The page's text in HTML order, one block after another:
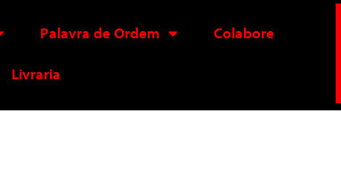
Palavra de Ordem Colabore
Livraria